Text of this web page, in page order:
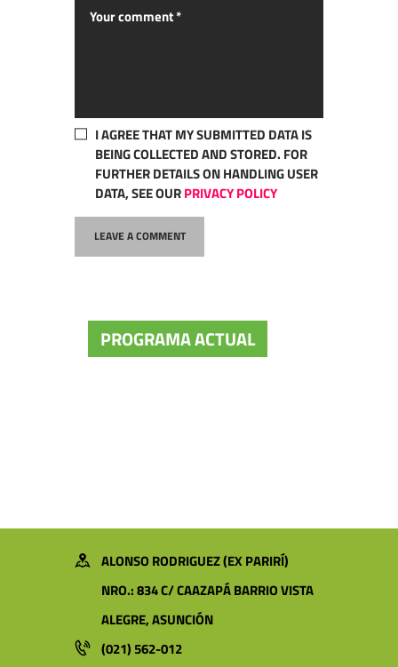
I AGREE THAT MY SUBMITTED DATA IS
BEING COLLECTED AND STORED. FOR
FURTHER DETAILS ON HANDLING USER
DATA, SEE OURPRIVACY POLICY
PROGRAMA ACTUAL
ALONSO RODRIGUEZ (EX PARIRÍ)
NRO.: 834 C/ CAAZAPÁ BARRIO VISTA
ALEGRE, ASUNCIÓN
(021) 562-012